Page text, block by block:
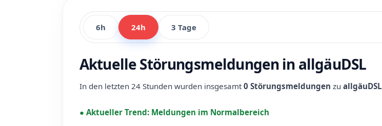
6h 24h 3 Tage
Aktuelle Störungsmeldungen in allgäuDSL
In den letzten 24 Stunden wurden insgesamt0 Störungsmeldungen zu allgäuDSL
● Aktueller Trend: Meldungen im Normalbereich